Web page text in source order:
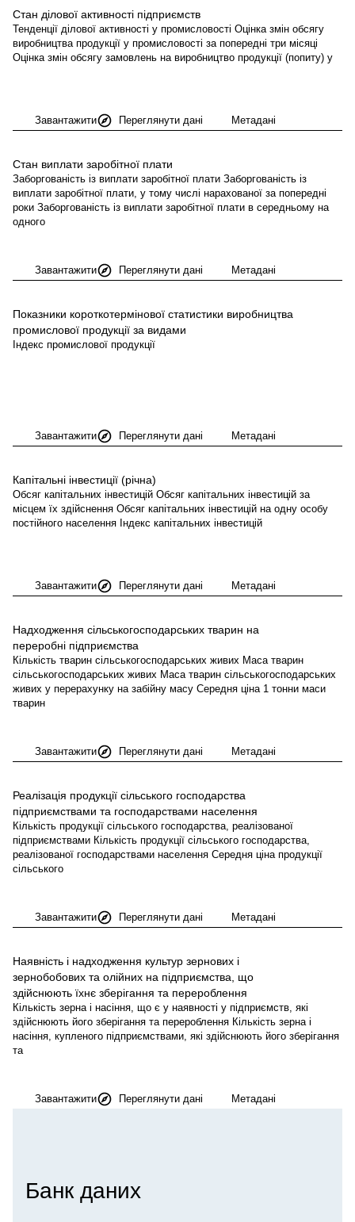
Стан ділової активності підприємств
Тенденції ділової активності у промисловості Оцінка змін обсягу
виробництва продукції у промисловості за попередні три місяці
Оцінка змін обсягу замовлень на виробництво продукції (попиту) у
Завантажити Переглянути дані Метадані
Стан виплати заробітної плати
Заборгованість із виплати заробітної плати Заборгованість із
виплати заробітної плати, у тому числі нарахованої за попередні
роки Заборгованість із виплати заробітної плати в середньому на
одного
Завантажити Переглянути дані Метадані
Показники короткотермінової статистики виробництва
промислової продукції за видами
Індекс промислової продукції
Завантажити Переглянути дані Метадані
Капітальні інвестиції (річна)
Обсяг капітальних інвестицій Обсяг капітальних інвестицій за
місцем їх здійснення Обсяг капітальних інвестицій на одну особу
постійного населення Індекс капітальних інвестицій
Завантажити Переглянути дані Метадані
Надходження сільськогосподарських тварин на
переробні підприємства
Кількість тварин сільськогосподарських живих Маса тварин
сільськогосподарських живих Маса тварин сільськогосподарських
живих у перерахунку на забійну масу Середня ціна 1 тонни маси
тварин
Завантажити Переглянути дані Метадані
Реалізація продукції сільського господарства
підприємствами та господарствами населення
Кількість продукції сільського господарства, реалізованої
підприємствами Кількість продукції сільського господарства,
реалізованої господарствами населення Середня ціна продукції
сільського
Завантажити Переглянути дані Метадані
Наявність і надходження культур зернових і
зернобобових та олійних на підприємства, що
здійснюють їхнє зберігання та перероблення
Кількість зерна і насіння, що є у наявності у підприємств, які
здійснюють його зберігання та перероблення Кількість зерна і
насіння, купленого підприємствами, які здійснюють його зберігання
та
Завантажити Переглянути дані Метадані
Банк даних